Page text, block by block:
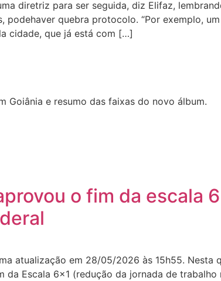
diretriz para ser seguida, diz Elifaz,
podehaver quebra protocolo. “Por exemplo,
cidade, que já está com […]
Goiânia e resumo das faixas do novo álbum.
o fim da escala
atualização em 28/05/2026 às 15h55.
da Escala 6×1 (redução da jornada de